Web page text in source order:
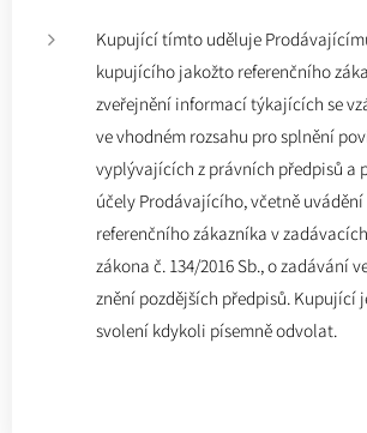
Kupující tímto uděluje
kupujícího jakožto referenčního
zveřejnění informací týkajících se
ve vhodném rozsahu pro splnění
vyplývajících z právních předpisů a
účely Prodávajícího, včetně
referenčního zákazníka v
zákona č. 134/2016 Sb., o zadávání
znění pozdějších předpisů. Kupující
svolení kdykoli písemně odvolat.